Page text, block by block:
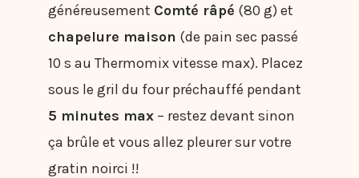
généreusement Comté râpé (80 g) et
chapelure maison (de pain sec passé
10 s au Thermomix vitesse max). Placez
sous le gril du four préchauffé pendant
5 minutes max – restez devant sinon
ça brûle et vous allez pleurer sur votre
gratin noirci !!